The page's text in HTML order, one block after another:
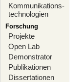
Kommunikations-
technologien
Forschung
Projekte
Open Lab
Demonstrator
Publikationen
Dissertationen